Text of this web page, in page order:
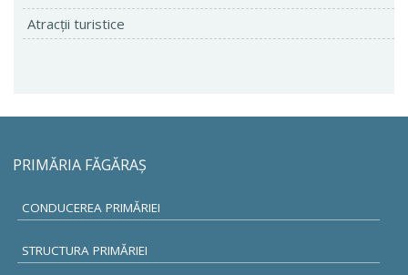
Atracţii turistice
PRIMĂRIA FĂGĂRAŞ
CONDUCEREA PRIMĂRIEI
STRUCTURA PRIMĂRIEI